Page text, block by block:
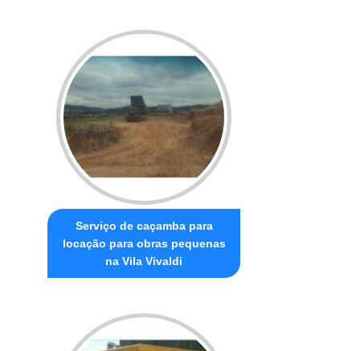
Serviço de caçamba para
locação para obras pequenas
na Vila Vivaldi